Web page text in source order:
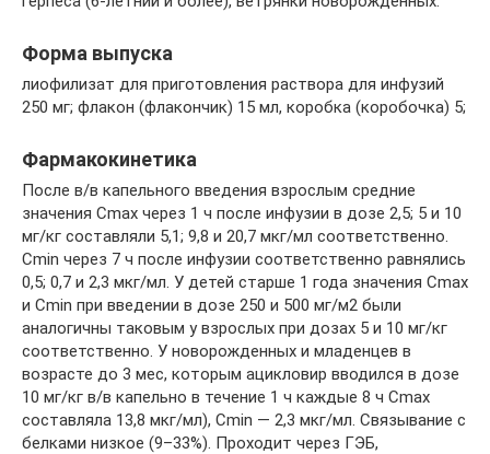
Форма выпуска
лиофилизат для приготовления раствора для инфузий
250 мг; флакон (флакончик) 15 мл, коробка (коробочка) 5;
Фармакокинетика
После в/в капельного введения взрослым средние
значения Сmax через 1 ч после инфузии в дозе 2,5; 5 и 10
мг/кг составляли 5,1; 9,8 и 20,7 мкг/мл соответственно.
Сmin через 7 ч после инфузии соответственно равнялись
0,5; 0,7 и 2,3 мкг/мл. У детей старше 1 года значения Сmax
и Сmin при введении в дозе 250 и 500 мг/м2 были
аналогичны таковым у взрослых при дозах 5 и 10 мг/кг
соответственно. У новорожденных и младенцев в
возрасте до 3 мес, которым ацикловир вводился в дозе
10 мг/кг в/в капельно в течение 1 ч каждые 8 ч Сmax
составляла 13,8 мкг/мл), Cmin — 2,3 мкг/мл. Связывание с
белками низкое (9–33%). Проходит через ГЭБ,